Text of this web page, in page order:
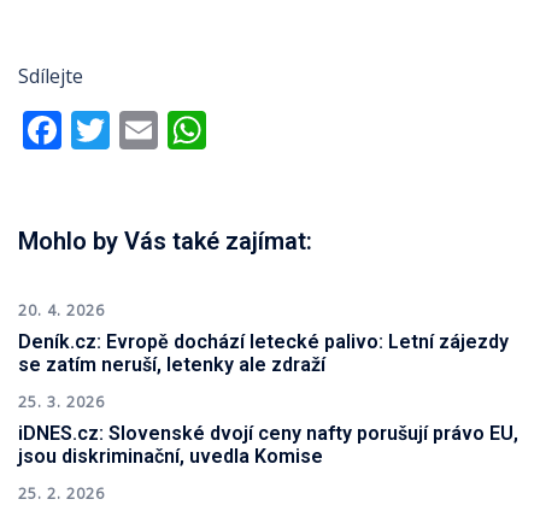
Sdílejte
Facebook
Twitter
Email
Mohlo by Vás také zajímat:
20. 4. 2026
Deník.cz: Evropě dochází letecké palivo: Letní zájezdy
se zatím neruší, letenky ale zdraží
25. 3. 2026
iDNES.cz: Slovenské dvojí ceny nafty porušují právo EU,
jsou diskriminační, uvedla Komise
25. 2. 2026